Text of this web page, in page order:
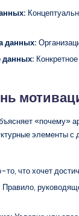
данных:
данных:
«почему»
элементы с
то, что хочет
Правило,